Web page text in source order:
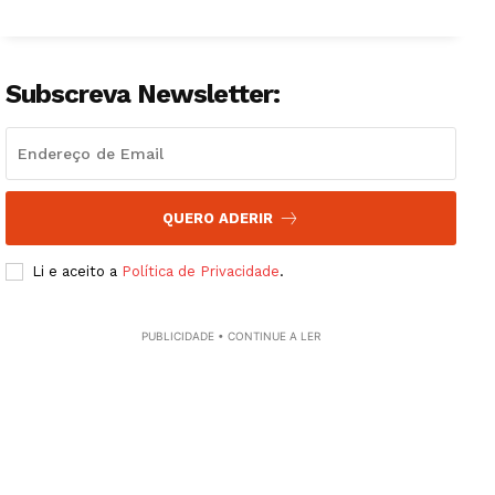
Subscreva Newsletter:
QUERO ADERIR
Li e aceito a Política de Privacidade.
PUBLICIDADE • CONTINUE A LER